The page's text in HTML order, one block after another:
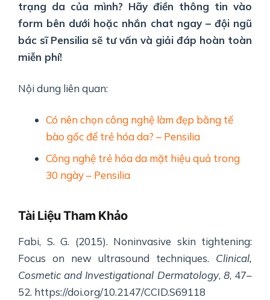
trạng da của mình? Hãy điền thông tin vào
form bên dưới hoặc nhắn chat ngay – đội ngũ
bác sĩ Pensilia sẽ tư vấn và giải đáp hoàn toàn
miễn phí!
Nội dung liên quan:
Có nên chọn công nghệ làm đẹp bằng tế
bào gốc để trẻ hóa da? – Pensilia
Công nghệ trẻ hóa da mặt hiệu quả trong
30 ngày – Pensilia
Tài Liệu Tham Khảo
Fabi, S. G. (2015). Noninvasive skin tightening:
Focus on new ultrasound techniques. Clinical,
Cosmetic and Investigational Dermatology, 8, 47–
52. https://doi.org/10.2147/CCID.S69118